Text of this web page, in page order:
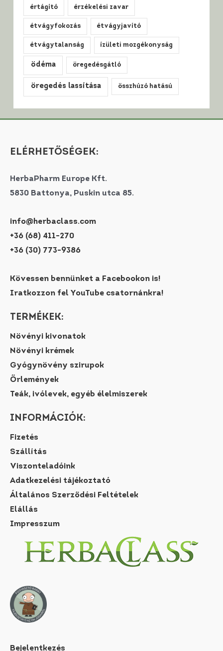
értágító érzékelési zavar
étvágyfokozás étvágyjavító
étvágytalanság ízületi mozgékonyság
ödéma öregedésgátló
öregedés lassítása összhúzó hatású
ELÉRHETŐSÉGEK:
HerbaPharm Europe Kft.
5830 Battonya, Puskin utca 85.
info@herbaclass.com
+36 (68) 411-270
+36 (30) 773-9386
Kövessen bennünket a Facebookon is!
Iratkozzon fel YouTube csatornánkra!
TERMÉKEK:
Növényi kivonatok
Növényi krémek
Gyógynövény szirupok
Őrlemények
Teák, ivólevek, egyéb élelmiszerek
INFORMÁCIÓK:
Fizetés
Szállítás
Viszonteladóink
Adatkezelési tájékoztató
Általános Szerződési Feltételek
Elállás
Impresszum
Bejelentkezés